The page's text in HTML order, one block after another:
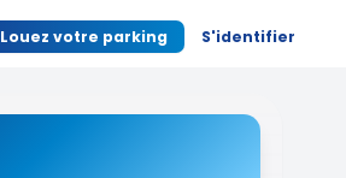
Louez votre parking S'identifier